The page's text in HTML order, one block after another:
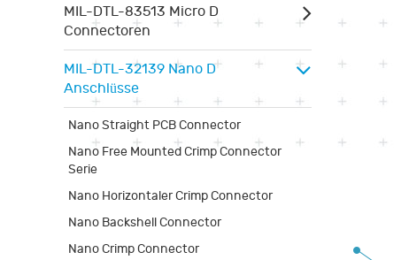
MIL-DTL-83513 Micro D
Connectoren
MIL-DTL-32139 Nano D
Anschlüsse
Nano Straight PCB Connector
Nano Free Mounted Crimp Connector
Serie
Nano Horizontaler Crimp Connector
Nano Backshell Connector
Nano Crimp Connector